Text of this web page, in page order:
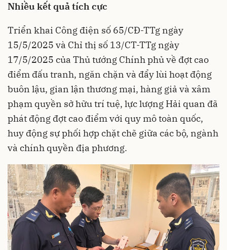
Nhiều kết quả tích cực
Triển khai Công điện số 65/CĐ-TTg ngày
15/5/2025 và Chỉ thị số 13/CT-TTg ngày
17/5/2025 của Thủ tướng Chính phủ về đợt cao
điểm đấu tranh, ngăn chặn và đẩy lùi hoạt động
buôn lậu, gian lận thương mại, hàng giả và xâm
phạm quyền sở hữu trí tuệ, lực lượng Hải quan đã
phát động đợt cao điểm với quy mô toàn quốc,
huy động sự phối hợp chặt chẽ giữa các bộ, ngành
và chính quyền địa phương.